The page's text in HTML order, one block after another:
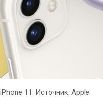
iPhone 11. Источник: Apple